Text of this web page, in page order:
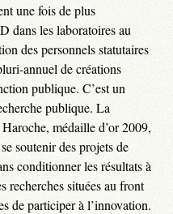
une fois de plus
dans les laboratoires au
des personnels statutaires
annuel de créations
publique. C’est un
publique. La
médaille d’or 2009,
soutenir des projets de
conditionner les résultats à
recherches situées au front
de participer à l’innovation.